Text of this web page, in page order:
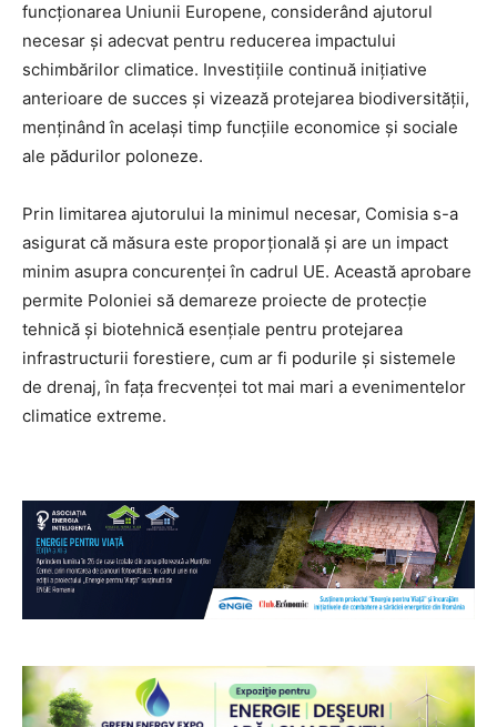
funcționarea Uniunii Europene, considerând ajutorul
necesar și adecvat pentru reducerea impactului
schimbărilor climatice. Investițiile continuă inițiative
anterioare de succes și vizează protejarea biodiversității,
menținând în același timp funcțiile economice și sociale
ale pădurilor poloneze.
Prin limitarea ajutorului la minimul necesar, Comisia s-a
asigurat că măsura este proporțională și are un impact
minim asupra concurenței în cadrul UE. Această aprobare
permite Poloniei să demareze proiecte de protecție
tehnică și biotehnică esențiale pentru protejarea
infrastructurii forestiere, cum ar fi podurile și sistemele
de drenaj, în fața frecvenței tot mai mari a evenimentelor
climatice extreme.